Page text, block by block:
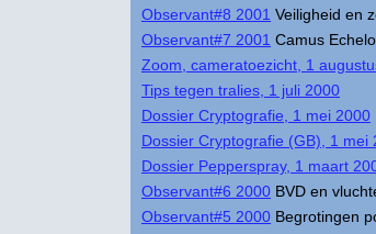
Observant#8 2001 Veiligheid en
Observant#7 2001 Camus
Zoom, cameratoezicht, 1
Tips tegen tralies, 1 juli 2000
Dossier Cryptografie, 1 mei 2000
Dossier Cryptografie (GB), 1 mei
Dossier Pepperspray, 1 maart
Observant#6 2000 BVD en
Observant#5 2000 Begrotingen